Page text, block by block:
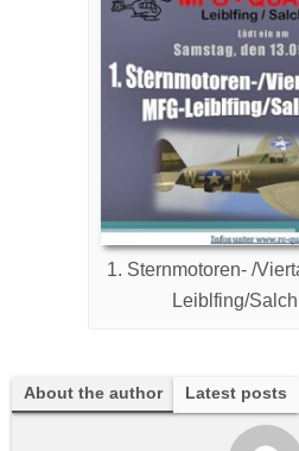
1. Sternmotoren- /
Leiblfing/
About the author Latest posts